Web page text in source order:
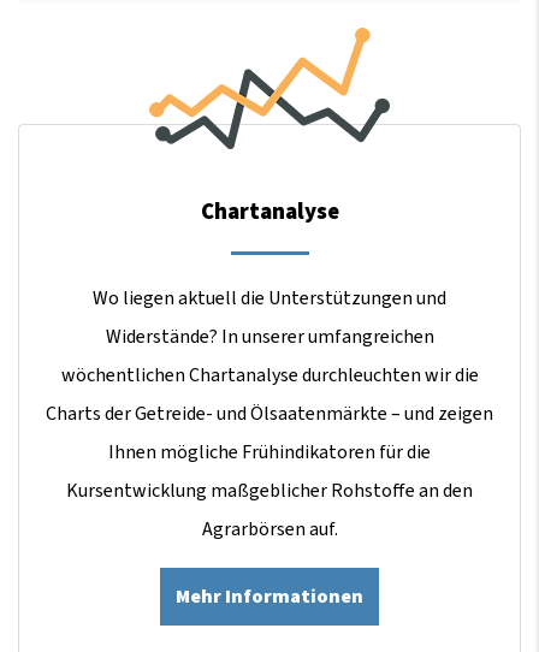
Chartanalyse
Wo liegen aktuell die Unterstützungen und
Widerstände? In unserer umfangreichen
wöchentlichen Chartanalyse durchleuchten wir die
Charts der Getreide- und Ölsaatenmärkte – und zeigen
Ihnen mögliche Frühindikatoren für die
Kursentwicklung maßgeblicher Rohstoffe an den
Agrarbörsen auf.
Mehr Informationen